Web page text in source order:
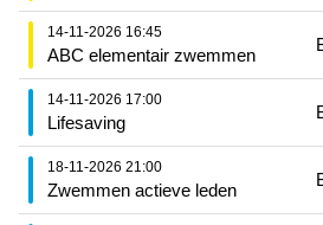
14-11-2026 16:45
ABC elementair zwemmen
14-11-2026 17:00
Lifesaving
18-11-2026 21:00
Zwemmen actieve leden